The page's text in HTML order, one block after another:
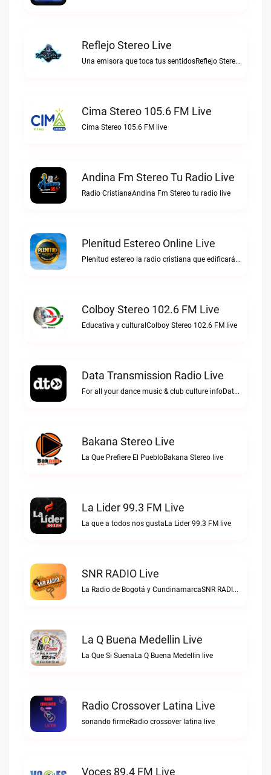
Reflejo Stereo Live
Una emisora que toca tus sentidosReflejo Stereo live
Cima Stereo 105.6 FM Live
Cima Stereo 105.6 FM live
Andina Fm Stereo Tu Radio Live
Radio CristianaAndina Fm Stereo tu radio live
Plenitud Estereo Online Live
Plenitud estereo la radio cristiana que edificará tu vida.Plenitud Estereo Online live
Colboy Stereo 102.6 FM Live
Educativa y culturalColboy Stereo 102.6 FM live
Data Transmission Radio Live
For all your dance music & club culture infoData Transmission Radio live
Bakana Stereo Live
La Que Prefiere El PuebloBakana Stereo live
La Lider 99.3 FM Live
La que a todos nos gustaLa Lider 99.3 FM live
SNR RADIO Live
La Radio de Bogotá y CundinamarcaSNR RADIO live
La Q Buena Medellin Live
La Que Si SuenaLa Q Buena Medellin live
Radio Crossover Latina Live
sonando firmeRadio crossover latina live
Voces 89.4 FM Live